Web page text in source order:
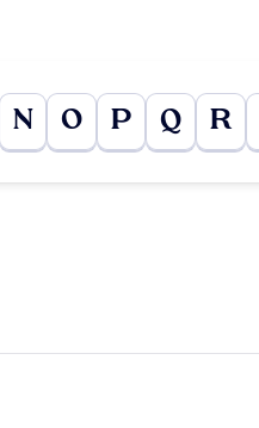
N O P Q R